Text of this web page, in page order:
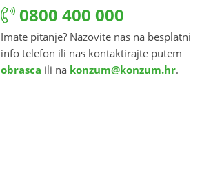
0800 400 000
Imate pitanje? Nazovite nas na besplatni
info telefon ili nas kontaktirajte putem
obrasca ili na konzum@konzum.hr.